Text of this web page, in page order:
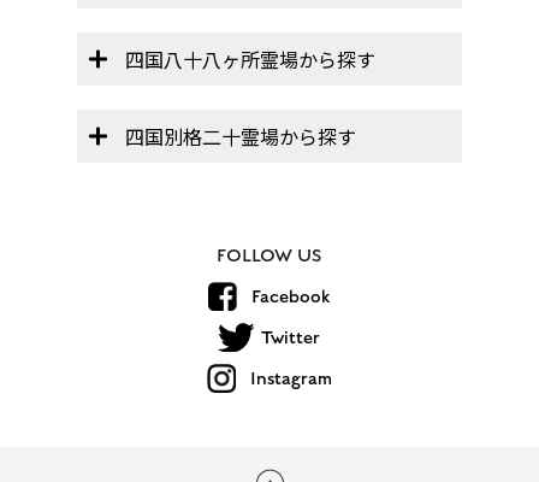
四国八十八ヶ所霊場から探す
四国別格二十霊場から探す
FOLLOW US
Facebook
Twitter
Instagram